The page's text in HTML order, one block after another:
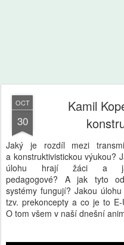
OCT
30
Kamil
Jaký je rozdíl mezi
a konstruktivistickou výukou?
úlohu hrají žáci a
pedagogové? A jak tyto
systémy fungují? Jakou
tzv. prekoncepty a co je to E-
O tom všem v naší dnešní